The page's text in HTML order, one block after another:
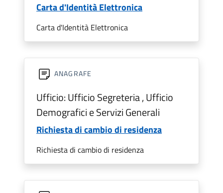
Carta d'Identità Elettronica
Carta d'Identità Elettronica
ANAGRAFE
Ufficio: Ufficio Segreteria , Ufficio
Demografici e Servizi Generali
Richiesta di cambio di residenza
Richiesta di cambio di residenza